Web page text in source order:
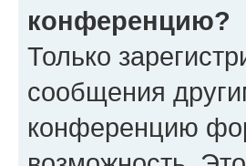
конференцию?
Только
сообщения
конференцию